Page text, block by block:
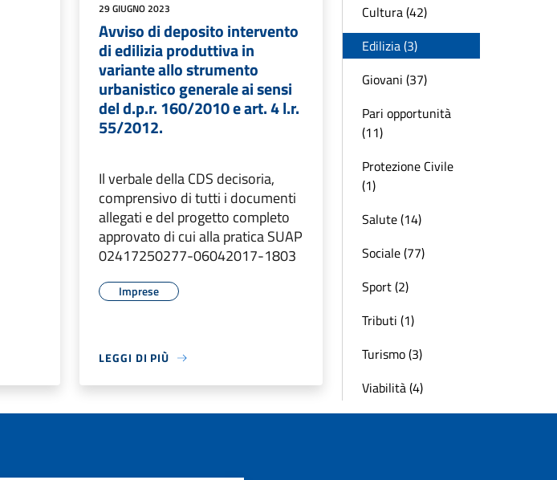
29 GIUGNO 2023
Avviso di deposito intervento
di edilizia produttiva in
variante allo strumento
urbanistico generale ai sensi
del d.p.r. 160/2010 e art. 4 l.r.
55/2012.
Il verbale della CDS decisoria,
comprensivo di tutti i documenti
allegati e del progetto completo
approvato di cui alla pratica SUAP
02417250277-06042017-1803
Imprese
LEGGI DI PIÙ
Cultura (42)
Edilizia (3)
Giovani (37)
Pari opportunità
(11)
Protezione Civile
(1)
Salute (14)
Sociale (77)
Sport (2)
Tributi (1)
Turismo (3)
Viabilità (4)